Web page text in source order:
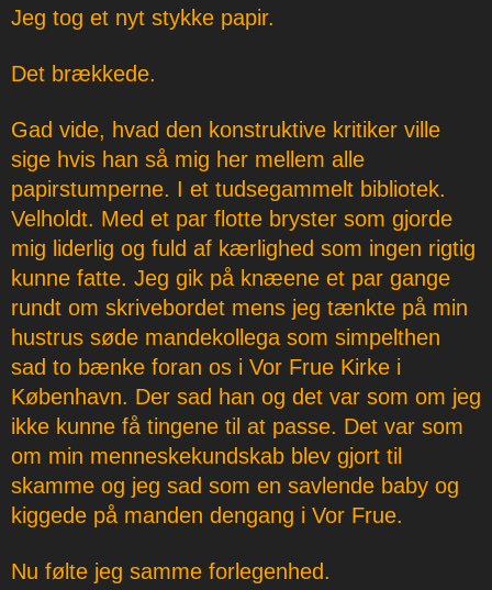
Jeg tog et nyt stykke papir.
Det brækkede.
Gad vide, hvad den konstruktive kritiker ville
sige hvis han så mig her mellem alle
papirstumperne. I et tudsegammelt bibliotek.
Velholdt. Med et par flotte bryster som gjorde
mig liderlig og fuld af kærlighed som ingen rigtig
kunne fatte. Jeg gik på knæene et par gange
rundt om skrivebordet mens jeg tænkte på min
hustrus søde mandekollega som simpelthen
sad to bænke foran os i Vor Frue Kirke i
København. Der sad han og det var som om jeg
ikke kunne få tingene til at passe. Det var som
om min menneskekundskab blev gjort til
skamme og jeg sad som en savlende baby og
kiggede på manden dengang i Vor Frue.
Nu følte jeg samme forlegenhed.